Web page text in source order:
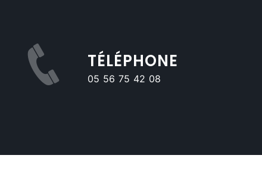
TÉLÉPHONE
05 56 75 42 08